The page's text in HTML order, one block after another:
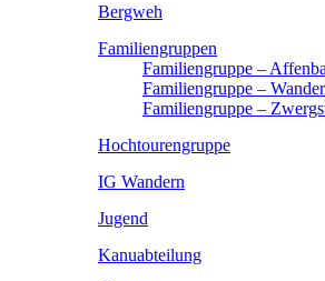
Bergweh
Familiengruppen
Familiengruppe –
Familiengruppe –
Familiengruppe –
Hochtourengruppe
IG Wandern
Jugend
Kanuabteilung